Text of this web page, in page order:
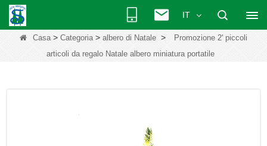
IT
Casa > Categoria > albero di Natale >
Promozione 2' piccoli
articoli da regalo Natale albero miniatura portatile